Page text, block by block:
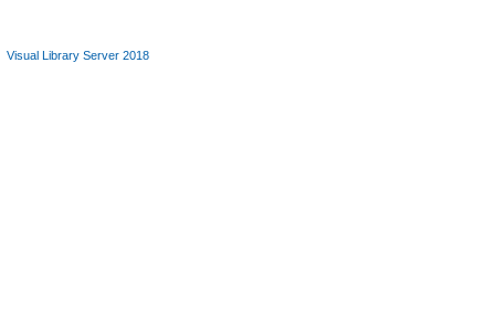
Visual Library Server 2018